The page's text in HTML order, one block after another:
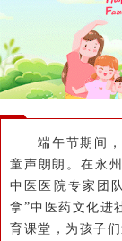
端午节期间
童声朗朗。在永
中医医院专家团
拿”中医药文化进
育课堂，为孩子